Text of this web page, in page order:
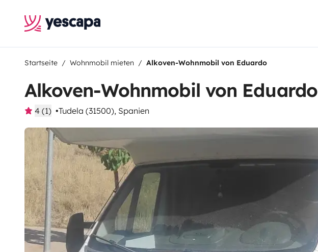
Startseite Wohnmobil mieten Alkoven-Wohnmobil von Eduardo
Alkoven-Wohnmobil von Eduardo
4 (1) Tudela (31500), Spanien